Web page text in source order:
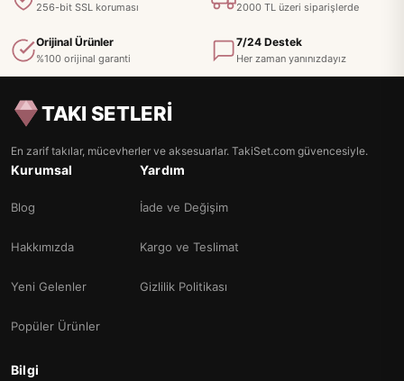
256-bit SSL koruması 2000 TL üzeri siparişlerde
Orijinal Ürünler
%100 orijinal garanti
7/24 Destek
Her zaman yanınızdayız
TAKI SETLERİ
En zarif takılar, mücevherler ve aksesuarlar. TakiSet.com güvencesiyle.
Kurumsal
Blog
Hakkımızda
Yeni Gelenler
Popüler Ürünler
Yardım
İade ve Değişim
Kargo ve Teslimat
Gizlilik Politikası
Bilgi